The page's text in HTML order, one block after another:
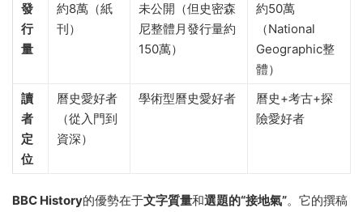
發
行
量
約8萬（紙
刊）
未公開（但史密森
尼整體月發行量約
150萬）
約50萬
（National
Geographic整
體）
讀
者
定
位
曆史愛好者
（從入門到
資深）
學術型曆史愛好者
曆史+考古+探
險愛好者
BBC History的優勢在于文字質量和選題的“接地氣”。它的撰稿